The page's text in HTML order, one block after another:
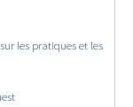
sur les pratiques et les